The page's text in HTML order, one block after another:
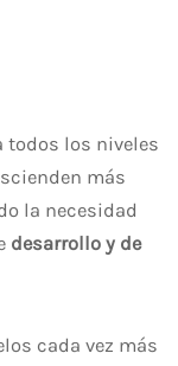
todos los niveles
más
la necesidad
desarrollo y de
cada vez más